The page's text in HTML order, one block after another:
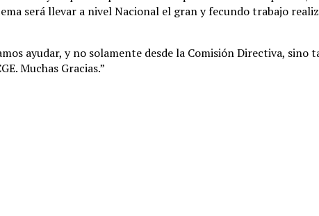
será llevar a nivel Nacional el gran y fecundo trabajo
ayudar, y no solamente desde la Comisión Directiva, sino
Muchas Gracias.”